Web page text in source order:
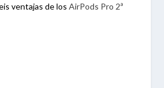
ventajas de losAirPods Pro 2ª